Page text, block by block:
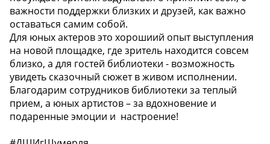
важности поддержки близких и друзей, как важно
оставаться самим собой.
Для юных актеров это хорошиий опыт выступления
на новой площадке, где зритель находится совсем
близко, а для гостей библиотеки - возможность
увидеть сказочный сюжет в живом исполнении.
Благодарим сотрудников библиотеки за теплый
прием, а юных артистов – за вдохновение и
подаренные эмоции и настроение!